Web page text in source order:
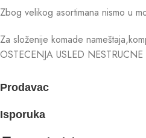
Zbog velikog asortimana nismo u
Za složenije komade
OSTECENJA USLED
Prodavac
Isporuka